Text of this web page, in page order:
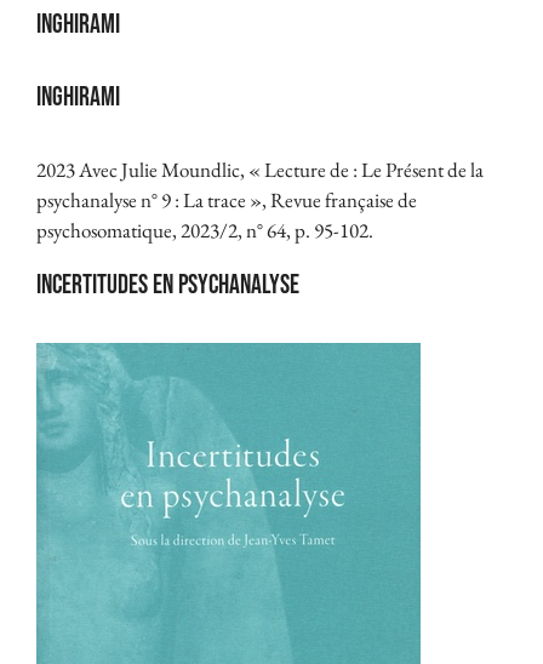
Inghirami
Inghirami
2023 Avec Julie Moundlic, « Lecture de : Le Présent de la
psychanalyse n° 9 : La trace », Revue française de
psychosomatique, 2023/2, n° 64, p. 95-102.
Incertitudes en psychanalyse